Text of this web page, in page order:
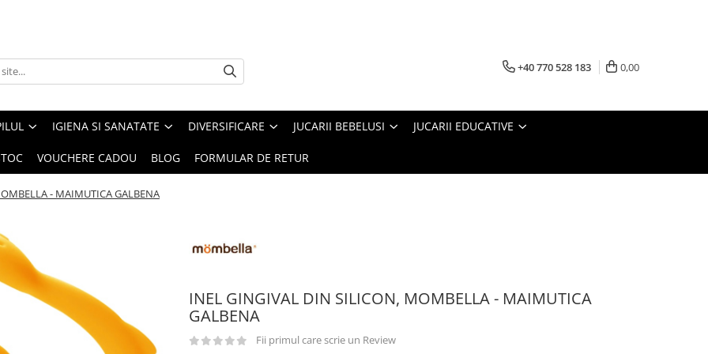
+40 770 528 183 0,00
IGIENA SI SANATATE DIVERSIFICARE JUCARII BEBELUSI JUCARII EDUCATIVE
VOUCHERE CADOU BLOG FORMULAR DE RETUR
- MAIMUTICA GALBENA
INEL GINGIVAL DIN SILICON, MOMBELLA - MAIMUTICA
GALBENA
Fii primul care scrie un Review